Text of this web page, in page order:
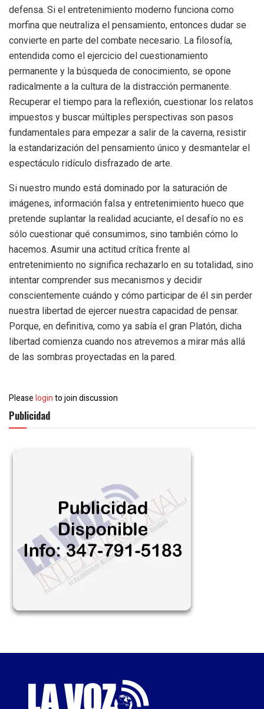
defensa. Si el entretenimiento moderno funciona como
morfina que neutraliza el pensamiento, entonces dudar se
convierte en parte del combate necesario. La filosofía,
entendida como el ejercicio del cuestionamiento
permanente y la búsqueda de conocimiento, se opone
radicalmente a la cultura de la distracción permanente.
Recuperar el tiempo para la reflexión, cuestionar los relatos
impuestos y buscar múltiples perspectivas son pasos
fundamentales para empezar a salir de la caverna, resistir
la estandarización del pensamiento único y desmantelar el
espectáculo ridículo disfrazado de arte.
Si nuestro mundo está dominado por la saturación de
imágenes, información falsa y entretenimiento hueco que
pretende suplantar la realidad acuciante, el desafío no es
sólo cuestionar qué consumimos, sino también cómo lo
hacemos. Asumir una actitud crítica frente al
entretenimiento no significa rechazarlo en su totalidad, sino
intentar comprender sus mecanismos y decidir
conscientemente cuándo y cómo participar de él sin perder
nuestra libertad de ejercer nuestra capacidad de pensar.
Porque, en definitiva, como ya sabía el gran Platón, dicha
libertad comienza cuando nos atrevemos a mirar más allá
de las sombras proyectadas en la pared.
Pleaseloginto join discussion
Publicidad